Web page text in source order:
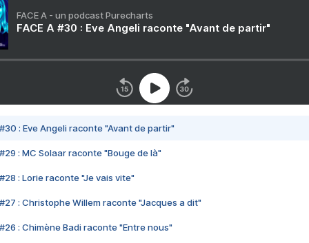
FACE A - un podcast Purecharts
FACE A #30 : Eve Angeli raconte "Avant de partir"
#30 : Eve Angeli raconte "Avant de partir"
#29 : MC Solaar raconte "Bouge de là"
#28 : Lorie raconte "Je vais vite"
#27 : Christophe Willem raconte "Jacques a dit"
#26 : Chimène Badi raconte "Entre nous"